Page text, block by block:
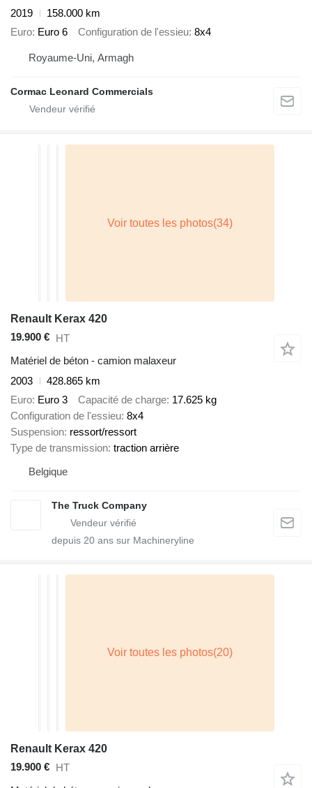
2019
158.000 km
Euro Euro 6 Configuration de l'essieu 8x4
Royaume-Uni, Armagh
Cormac Leonard Commercials
Renault Kerax 420
19.900 € HT
Matériel de béton - camion malaxeur
2003
428.865 km
Euro Euro 3 Capacité de charge 17.625 kg
Configuration de l'essieu 8x4
Suspension ressort/ressort
Type de transmission traction arrière
Belgique
The Truck Company
depuis 20 ans sur Machineryline
Renault Kerax 420
19.900 €
HT